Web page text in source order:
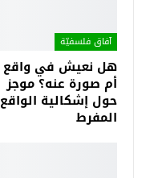
آفاق فلسفيّة‎
هل نعيش في واقع
أم صورة عنه؟ موجز
حول إشكالية الواقع
المفرط